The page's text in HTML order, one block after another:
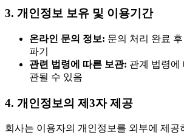
3. 개인정보 보유 및 이용기간
온라인 문의 정보: 문의 처리 완료
파기
관련 법령에 따른 보관: 관계 법령에
관될 수 있음
4. 개인정보의 제3자 제공
회사는 이용자의 개인정보를 외부에 제공